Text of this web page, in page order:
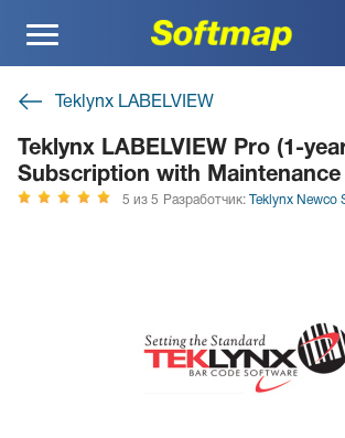
Меню
Teklynx LABELVIEW
Teklynx LABELVIEW Pro (1-
Subscription with Maintenance
5 из 5 Разработчик: Teklynx Newco